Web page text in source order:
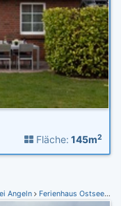
Fläche: 145m2
Angeln Ferienhaus Ostseeresort Olpenitz